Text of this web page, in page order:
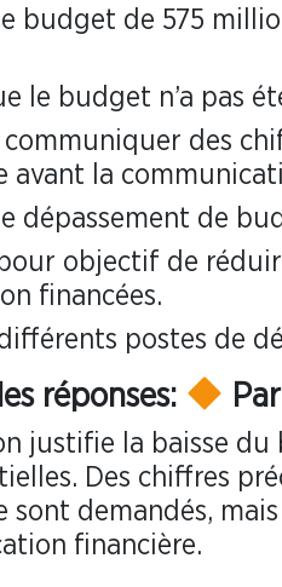
budget de 575
le budget n’a pas
communiquer des
avant la
dépassement de
objectif de
financées.
postes de
réponses:
justifie la baisse
Des chiffres
demandés,
financière.